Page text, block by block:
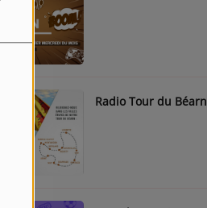
Radio Tour du Béarn